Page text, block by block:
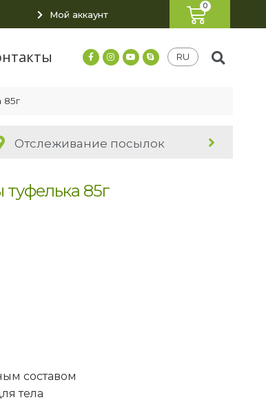
Мой аккаунт
RU
85г
Отслеживание посылок
85г
составом
тела